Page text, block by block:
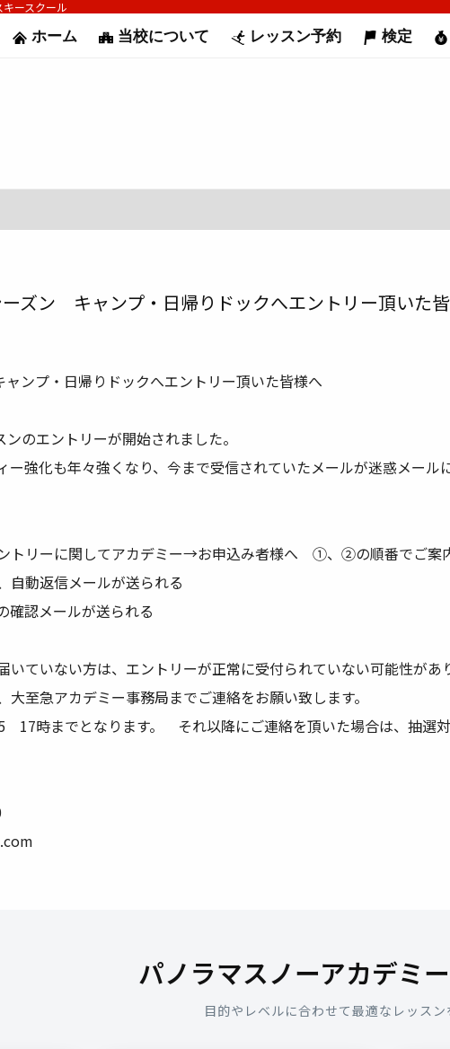
ースクール
ホーム 当校について レッスン予約 検定
ーズン キャンプ・日帰りドックへエントリー頂いた
ンプ・日帰りドックへエントリー頂いた皆様へ
のエントリーが開始されました。
ー強化も年々強くなり、今まで受信されていたメールが迷惑メール
トリーに関してアカデミー→お申込み者様へ ①、②の順番でご案内
動返信メールが送られる
認メールが送られる
ていない方は、エントリーが正常に受付られていない可能性があ
大至急アカデミー事務局までご連絡をお願い致します。
時までとなります。 それ以降にご連絡を頂いた場合は、抽選対
パノラマスノーアカデミ
目的やレベルに合わせて最適なレッスン